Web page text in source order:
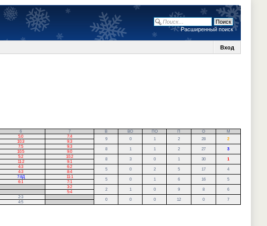
Расширенный поиск
Вход
6 7 В ВО ПО П О
М
5:0 7:4
9 0 1 2 28 2
10:3
9:3
7:5 9:3
8 1 1 2 27 3
10:5
9:0
5:2 10:2
8 3 0 1 30 1
11:2
9:1
4:3 6:2
5 0 2 5 17 4
4:3
8:4
7:8Д 11:1
5 0 1 6 16 5
6:1
7:1
3:2
2 1 0 9 8 6
5:4
2:3
0 0 0 12 0 7
4:5